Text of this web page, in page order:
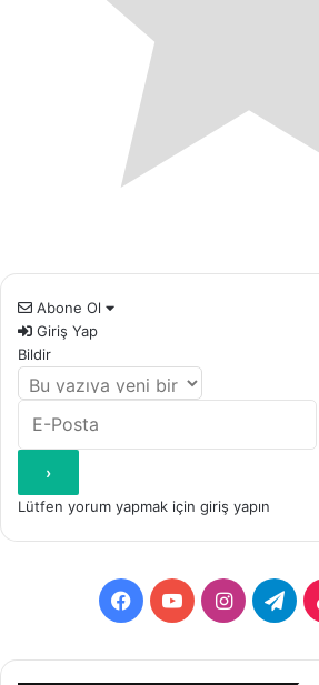
Abone Ol
Giriş Yap
Bildir
Lütfen yorum yapmak için giriş yapın
Facebook
YouTube